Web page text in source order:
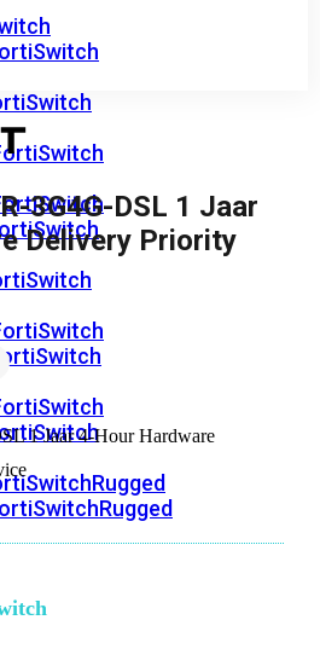
3G4G-DSL 1 Jaar
Delivery Priority
1 Jaar 4-Hour Hardware